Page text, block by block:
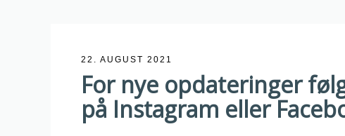
22. AUGUST 2021
For nye opdateringer
på Instagram eller